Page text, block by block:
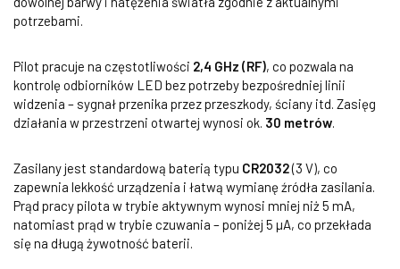
potrzebami.
Pilot pracuje na częstotliwości 2,4 GHz (RF), co pozwala na
kontrolę odbiorników LED bez potrzeby bezpośredniej linii
widzenia – sygnał przenika przez przeszkody, ściany itd. Zasięg
działania w przestrzeni otwartej wynosi ok. 30 metrów.
Zasilany jest standardową baterią typu CR2032(3 V), co
zapewnia lekkość urządzenia i łatwą wymianę źródła zasilania.
Prąd pracy pilota w trybie aktywnym wynosi mniej niż 5 mA,
natomiast prąd w trybie czuwania – poniżej 5 µA, co przekłada
się na długą żywotność baterii.